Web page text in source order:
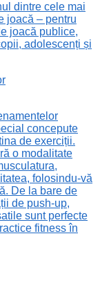
dintre cele mai
joacă – pentru
joacă publice,
adolescenți și
concepute
de exerciții.
o modalitate
folosindu-vă
De la bare de
de push-up,
sunt perfecte
fitness în